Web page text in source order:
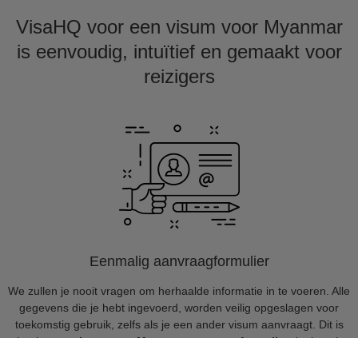
VisaHQ voor een visum voor Myanmar
is eenvoudig, intuïtief en gemaakt voor
reizigers
Eenmalig aanvraagformulier
We zullen je nooit vragen om herhaalde informatie in te voeren. Alle
gegevens die je hebt ingevoerd, worden veilig opgeslagen voor
toekomstig gebruik, zelfs als je een ander visum aanvraagt. Dit is